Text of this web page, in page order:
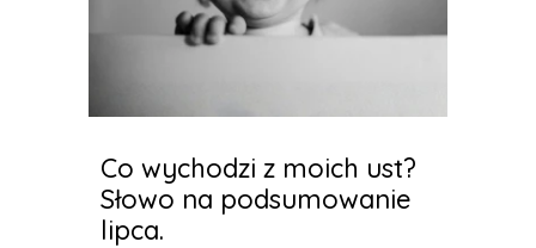
Co wychodzi z moich ust?
Słowo na podsumowanie
lipca.